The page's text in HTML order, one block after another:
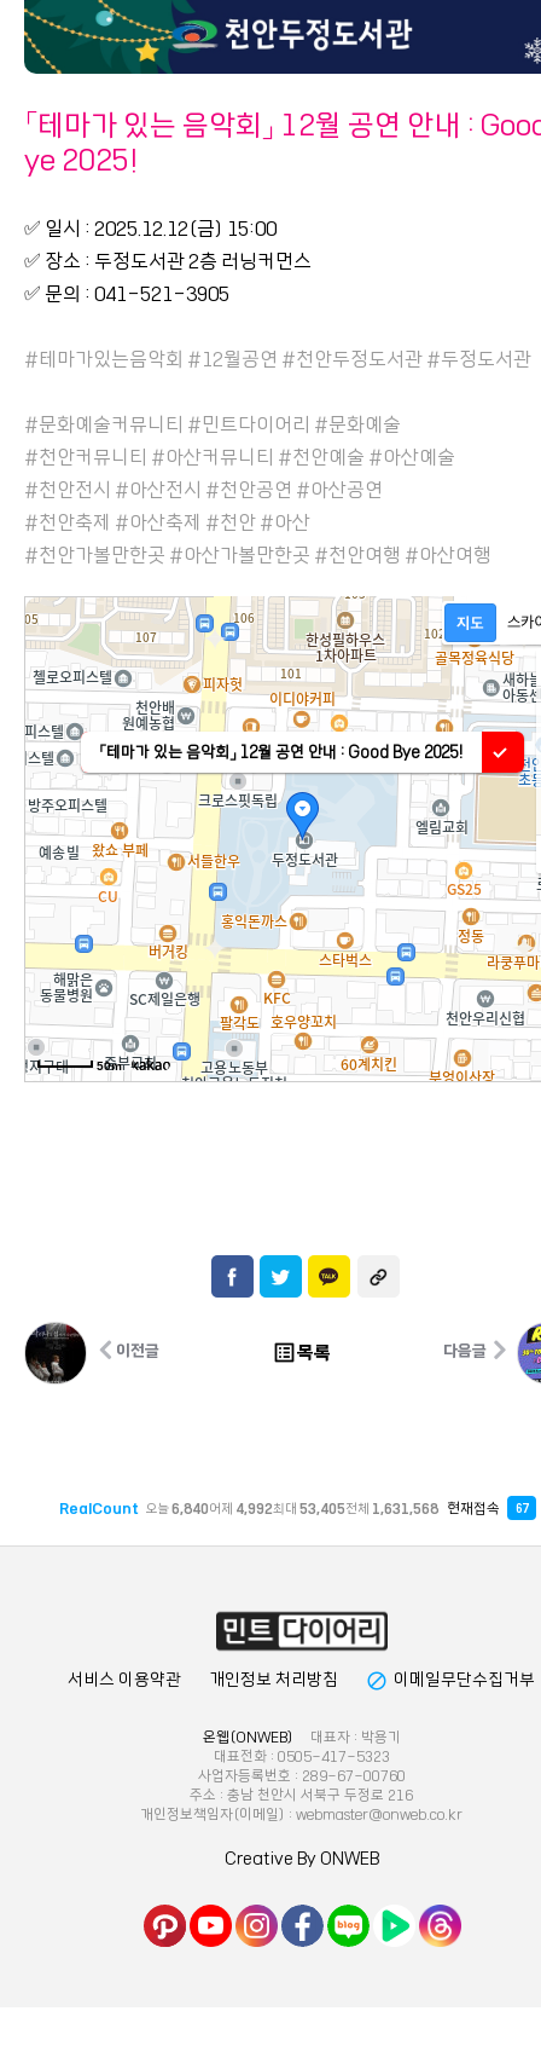
「테마가 있는 음악회」 12월 공연 안내 :
ye 2025!
✅ 일시 : 2025.12.12(금) 15:00
✅ 장소 : 두정도서관 2층 러닝커먼스
✅ 문의 : 041-521-3905
#테마가있는음악회 #12월공연 #천안두정도서관 #두정도서관
#문화예술커뮤니티 #민트다이어리 #문화예술
#천안커뮤니티 #아산커뮤니티 #천안예술 #아산예술
#천안전시 #아산전시 #천안공연 #아산공연
#천안축제 #아산축제 #천안 #아산
#천안가볼만한곳 #아산가볼만한곳 #천안여행 #아산여행
「테마가 있는 음악회」 12월 공연 안내 : Good Bye 2025!
50m
이전글 list_alt 목록 다음글
RealCount 오늘6,840어제 4,992최대 53,405전체 1,631,568 현재접속 67
서비스 이용약관 개인정보 처리방침 block 이메일무단수집거부
온웹(ONWEB)
대표자 : 박용기
대표전화 : 0505-417-5323
사업자등록번호 : 289-67-00760
주소 : 충남 천안시 서북구 두정로 216
개인정보책임자(이메일) : webmaster@onweb.co.kr
Creative By ONWEB